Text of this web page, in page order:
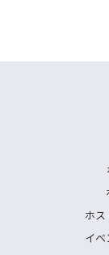
ホス
イベ